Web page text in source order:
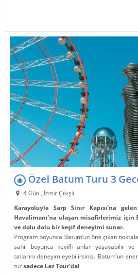
Özel Batum Turu 3
4 Gün , İzmir Çıkışlı
Karayoluyla Sarp Sınır Kapısı’na
Havalimanı’na ulaşan misafirlerimiz
ve dolu dolu bir keşif deneyimi sunar.
Program boyunca Batum’un öne çıkan
sahil boyunca keyifli anlar yaşayabilir ve
tatlarını deneyimleyebilirsiniz. Batum’un
tursadece Laz Tour’da!